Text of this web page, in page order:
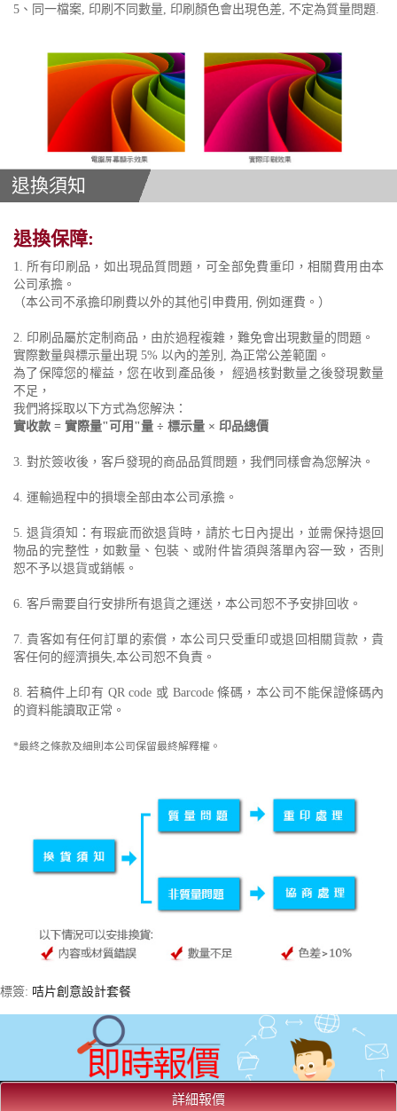
5、同一檔案, 印刷不同數量, 印刷顏色會出現色差, 不定為質量問題.
退換須知
退換保障:
1. 所有印刷品，如出現品質問題，可全部免費重印，相關費用由本
公司承擔。
（本公司不承擔印刷費以外的其他引申費用, 例如運費。）
2. 印刷品屬於定制商品，由於過程複雜，難免會出現數量的問題。
實際數量與標示量出現 5% 以內的差別, 為正常公差範圍。
為了保障您的權益，您在收到產品後， 經過核對數量之後發現數量
不足，
我們將採取以下方式為您解決：
實收款 = 實際量"可用"量 ÷ 標示量 × 印品總價
3. 對於簽收後，客戶發現的商品品質問題，我們同樣會為您解決。
4. 運輸過程中的損壞全部由本公司承擔。
5. 退貨須知：有瑕疵而欲退貨時，請於七日內提出，並需保持退回
物品的完整性，如數量、包裝、或附件皆須與落單內容一致，否則
恕不予以退貨或銷帳。
6. 客戶需要自行安排所有退貨之運送，本公司恕不予安排回收。
7. 貴客如有任何訂單的索償，本公司只受重印或退回相關貨款，貴
客任何的經濟損失,本公司恕不負責。
8. 若稿件上印有 QR code 或 Barcode 條碼，本公司不能保證條碼內
的資料能讀取正常。
*最終之條款及細則本公司保留最終解釋權。
標簽: 咭片創意設計套餐
詳細報價